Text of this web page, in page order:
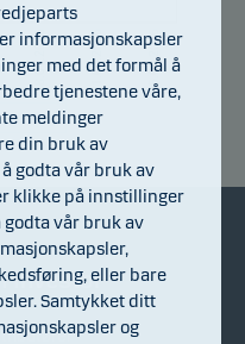
28.07.2026 31.07.2026 05.08.2026
investor
informasjonskapsler
med det formål å
tjenestene våre,
meldinger
din bruk av
godta vår bruk av
klikke på innstillinger
vår bruk av
eller bare
Samtykket ditt
og